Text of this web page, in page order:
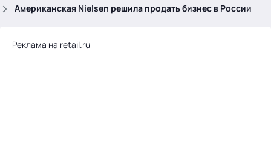
Американская Nielsen решила продать бизнес в России
Реклама на retail.ru